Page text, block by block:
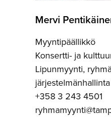
Mervi
Myyntipäällikkö
Konsertti- ja
Lipunmyynti,
järjestelmänhallinta
+358 3 243 4501